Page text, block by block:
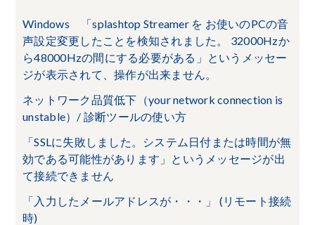
Windows 「splashtop Streamer を お使いのPCの音
声設定変更したことを検知されました。 32000Hzか
ら48000Hzの間にする必要がある」というメッセー
ジが表示されて、操作が出来ません。
ネットワーク品質低下（your network connection is
unstable）/ 診断ツールの使い方
「SSLに失敗しました。システム日付または時間が無
効である可能性があります」というメッセージが出
て接続できません
「入力したメールアドレスが・・・」 (リモート接続
時)